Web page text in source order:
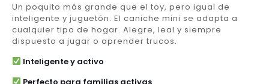
Un poquito más grande que el toy, pero igual de
inteligente y juguetón. El caniche mini se adapta a
cualquier tipo de hogar. Alegre, leal y siempre
dispuesto a jugar o aprender trucos.
Inteligente y activo
Perfecto para familias activas